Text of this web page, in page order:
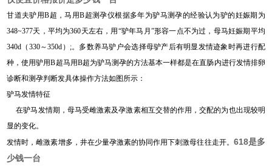
甘道夫驴用B超，马用B超测孕仪根据多年为驴马测孕的经验认为驴的妊娠期为
348~377天，平均为360天左右，用“驴年马月”形容一点不为过，母马妊娠期平均
340d（330～350d）;。多数养马驴户会选择母驴产后有明显发情迹象时再进行配
种，使用驴用B超马用B超为驴马测孕的方法基本一样都是在直肠内进行发情排卵
诊断和测孕判断发具体操作方法如图所示：
驴马发情特征
在驴马发情期，母马受雌激素及孕激素相互交替的作用，交配的为也出现较明
显的变化。
发情时，雌激素增多，井在少量孕激素的协同作用下刺激母往往走开。 618是多
少钱一台